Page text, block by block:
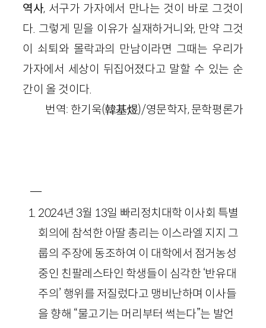
역사, 서구가 가자에서 만나는 것이 바로 그것이
다. 그렇게 믿을 이유가 실재하거니와, 만약 그것
이 쇠퇴와 몰락과의 만남이라면 그때는 우리가
가자에서 세상이 뒤집어졌다고 말할 수 있는 순
간이 올 것이다.
번역: 한기욱(韓基煜)/영문학자, 문학평론가
―
2024년 3월 13일 빠리정치대학 이사회 특별
회의에 참석한 아딸 총리는 이스라엘 지지 그
룹의 주장에 동조하여 이 대학에서 점거농성
중인 친팔레스타인 학생들이 심각한 ‘반유대
주의’ 행위를 저질렀다고 맹비난하며 이사들
을 향해 “물고기는 머리부터 썩는다”는 발언